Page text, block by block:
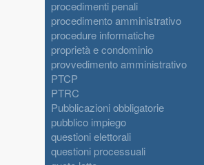
procedimenti penali
procedimento amministrativo
procedure informatiche
proprietà e condominio
provvedimento amministrativo
PTCP
PTRC
Pubblicazioni obbligatorie
pubblico impiego
questioni elettorali
questioni processuali